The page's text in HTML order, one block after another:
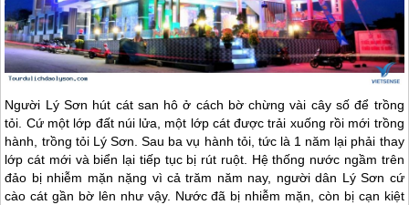
Người Lý Sơn hút cát san hô ở cách bờ chừng vài cây số để trồng
tỏi. Cứ một lớp đất núi lửa, một lớp cát được trải xuống rồi mới trồng
hành, trồng tỏi Lý Sơn . Sau ba vụ hành tỏi, tức là 1 năm lại phải thay
lớp cát mới và biển lại tiếp tục bị rút ruột. Hệ thống nước ngầm trên
đảo bị nhiễm mặn nặng vì cả trăm năm nay, người dân Lý Sơn cứ
cào cát gần bờ lên như vậy. Nước đã bị nhiễm mặn, còn bị cạn kiệt